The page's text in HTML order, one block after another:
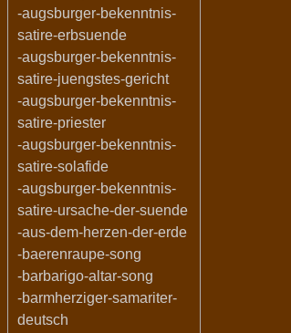
-augsburger-bekenntnis-
satire-erbsuende
-augsburger-bekenntnis-
satire-juengstes-gericht
-augsburger-bekenntnis-
satire-priester
-augsburger-bekenntnis-
satire-solafide
-augsburger-bekenntnis-
satire-ursache-der-suende
-aus-dem-herzen-der-erde
-baerenraupe-song
-barbarigo-altar-song
-barmherziger-samariter-
deutsch